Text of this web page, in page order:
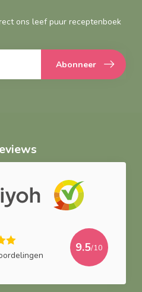
ons leef puur receptenboek
Abonneer
9.5/10